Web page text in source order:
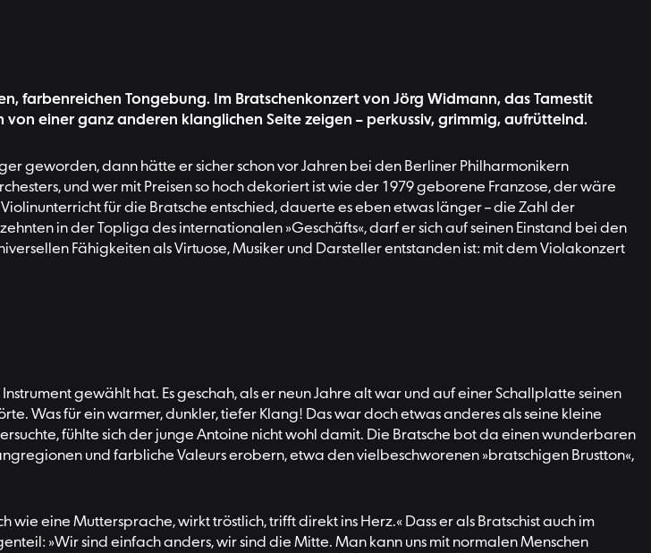
farbenreichen Tongebung. Im Bratschenkonzert von Jörg Widmann, das Tamestit
einer ganz anderen klanglichen Seite zeigen – perkussiv, grimmig, aufrüttelnd.
geworden, dann hätte er sicher schon vor Jahren bei den Berliner Philharmonikern
und wer mit Preisen so hoch dekoriert ist wie der 1979 geborene Franzose, der wäre
für die Bratsche entschied, dauerte es eben etwas länger – die Zahl der
in der Topliga des internationalen »Geschäfts«, darf er sich auf seinen Einstand bei den
Fähigkeiten als Virtuose, Musiker und Darsteller entstanden ist: mit dem Violakonzert
gewählt hat. Es geschah, als er neun Jahre alt war und auf einer Schallplatte seinen
Was für ein warmer, dunkler, tiefer Klang! Das war doch etwas anderes als seine kleine
fühlte sich der junge Antoine nicht wohl damit. Die Bratsche bot da einen wunderbaren
und farbliche Valeurs erobern, etwa den vielbeschworenen »bratschigen Brustton«,
wie eine Muttersprache, wirkt tröstlich, trifft direkt ins Herz.« Dass er als Bratschist auch im
»Wir sind einfach anders, wir sind die Mitte. Man kann uns mit normalen Menschen